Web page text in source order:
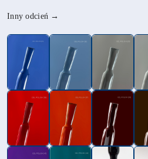
Wariant
Inny odcień →